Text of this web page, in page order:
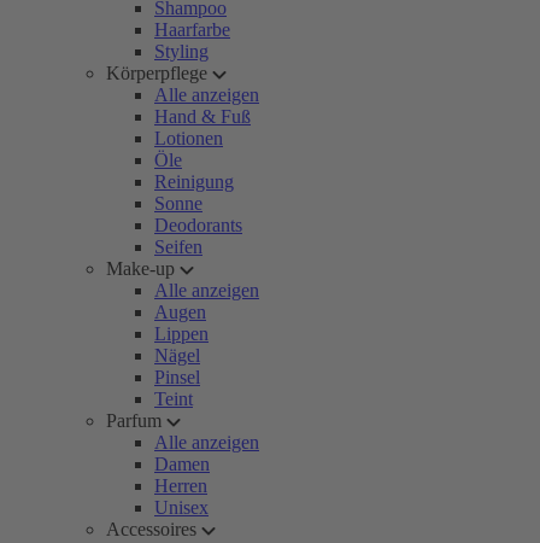
Shampoo
Haarfarbe
Styling
Körperpflege
Alle anzeigen
Hand & Fuß
Lotionen
Öle
Reinigung
Sonne
Deodorants
Seifen
Make-up
Alle anzeigen
Augen
Lippen
Nägel
Pinsel
Teint
Parfum
Alle anzeigen
Damen
Herren
Unisex
Accessoires